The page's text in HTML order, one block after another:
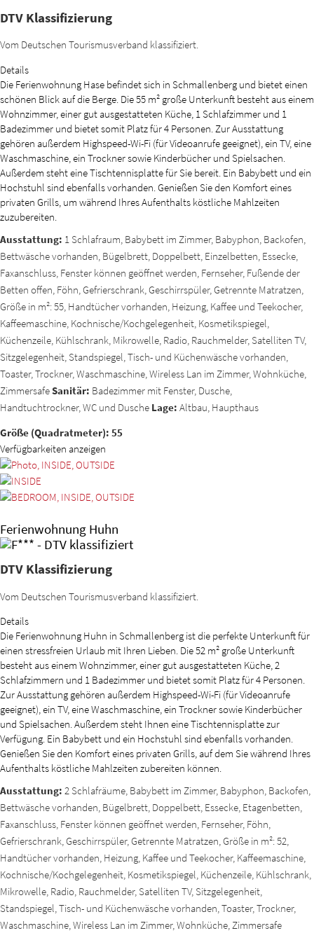
DTV Klassifizierung
Vom Deutschen Tourismusverband klassifiziert.
Details
Die Ferienwohnung Hase befindet sich in Schmallenberg und bietet einen
schönen Blick auf die Berge. Die 55 m² große Unterkunft besteht aus einem
Wohnzimmer, einer gut ausgestatteten Küche, 1 Schlafzimmer und 1
Badezimmer und bietet somit Platz für 4 Personen. Zur Ausstattung
gehören außerdem Highspeed-Wi-Fi (für Videoanrufe geeignet), ein TV, eine
Waschmaschine, ein Trockner sowie Kinderbücher und Spielsachen.
Außerdem steht eine Tischtennisplatte für Sie bereit. Ein Babybett und ein
Hochstuhl sind ebenfalls vorhanden. Genießen Sie den Komfort eines
privaten Grills, um während Ihres Aufenthalts köstliche Mahlzeiten
zuzubereiten.
Ausstattung: 1 Schlafraum, Babybett im Zimmer, Babyphon, Backofen,
Bettwäsche vorhanden, Bügelbrett, Doppelbett, Einzelbetten, Essecke,
Faxanschluss, Fenster können geöffnet werden, Fernseher, Fußende der
Betten offen, Föhn, Gefrierschrank, Geschirrspüler, Getrennte Matratzen,
Größe in m²: 55, Handtücher vorhanden, Heizung, Kaffee und Teekocher,
Kaffeemaschine, Kochnische/Kochgelegenheit, Kosmetikspiegel,
Küchenzeile, Kühlschrank, Mikrowelle, Radio, Rauchmelder, Satelliten TV,
Sitzgelegenheit, Standspiegel, Tisch- und Küchenwäsche vorhanden,
Toaster, Trockner, Waschmaschine, Wireless Lan im Zimmer, Wohnküche,
ZimmersafeSanitär: Badezimmer mit Fenster, Dusche,
Handtuchtrockner, WC und Dusche Lage: Altbau, Haupthaus
Größe (Quadratmeter): 55
Verfügbarkeiten anzeigen
Ferienwohnung Huhn
DTV Klassifizierung
Vom Deutschen Tourismusverband klassifiziert.
Details
Die Ferienwohnung Huhn in Schmallenberg ist die perfekte Unterkunft für
einen stressfreien Urlaub mit Ihren Lieben. Die 52 m² große Unterkunft
besteht aus einem Wohnzimmer, einer gut ausgestatteten Küche, 2
Schlafzimmern und 1 Badezimmer und bietet somit Platz für 4 Personen.
Zur Ausstattung gehören außerdem Highspeed-Wi-Fi (für Videoanrufe
geeignet), ein TV, eine Waschmaschine, ein Trockner sowie Kinderbücher
und Spielsachen. Außerdem steht Ihnen eine Tischtennisplatte zur
Verfügung. Ein Babybett und ein Hochstuhl sind ebenfalls vorhanden.
Genießen Sie den Komfort eines privaten Grills, auf dem Sie während Ihres
Aufenthalts köstliche Mahlzeiten zubereiten können.
Ausstattung: 2 Schlafräume, Babybett im Zimmer, Babyphon, Backofen,
Bettwäsche vorhanden, Bügelbrett, Doppelbett, Essecke, Etagenbetten,
Faxanschluss, Fenster können geöffnet werden, Fernseher, Föhn,
Gefrierschrank, Geschirrspüler, Getrennte Matratzen, Größe in m²: 52,
Handtücher vorhanden, Heizung, Kaffee und Teekocher, Kaffeemaschine,
Kochnische/Kochgelegenheit, Kosmetikspiegel, Küchenzeile, Kühlschrank,
Mikrowelle, Radio, Rauchmelder, Satelliten TV, Sitzgelegenheit,
Standspiegel, Tisch- und Küchenwäsche vorhanden, Toaster, Trockner,
Waschmaschine, Wireless Lan im Zimmer, Wohnküche, Zimmersafe